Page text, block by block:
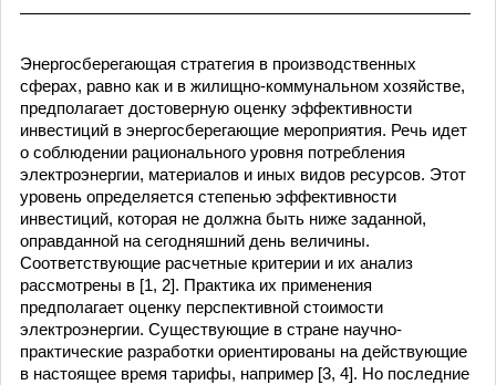
Энергосберегающая стратегия в производственных
сферах, равно как и в жилищно-коммунальном хозяйстве,
предполагает достоверную оценку эффективности
инвестиций в энергосберегающие мероприятия. Речь идет
о соблюдении рационального уровня потребления
электроэнергии, материалов и иных видов ресурсов. Этот
уровень определяется степенью эффективности
инвестиций, которая не должна быть ниже заданной,
оправданной на сегодняшний день величины.
Соответствующие расчетные критерии и их анализ
рассмотрены в [1, 2]. Практика их применения
предполагает оценку перспективной стоимости
электроэнергии. Существующие в стране научно-
практические разработки ориентированы на действующие
в настоящее время тарифы, например [3, 4]. Но последние